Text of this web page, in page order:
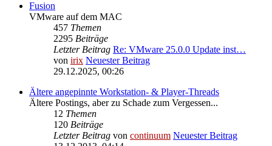
Fusion
VMware auf dem MAC
457 Themen
2295 Beiträge
Letzter Beitrag Re: VMware 25.0.0 Update inst…
von irix Neuester Beitrag
29.12.2025, 00:26
Ältere angepinnte Workstation- & Player-Threads
Ältere Postings, aber zu Schade zum Vergessen...
12 Themen
120 Beiträge
Letzter Beitrag von continuum Neuester Beitrag